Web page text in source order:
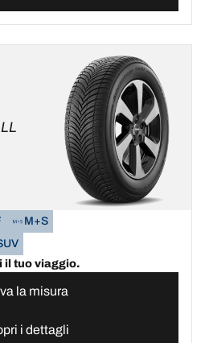
M+S
il tuo viaggio.
la misura
i dettagli